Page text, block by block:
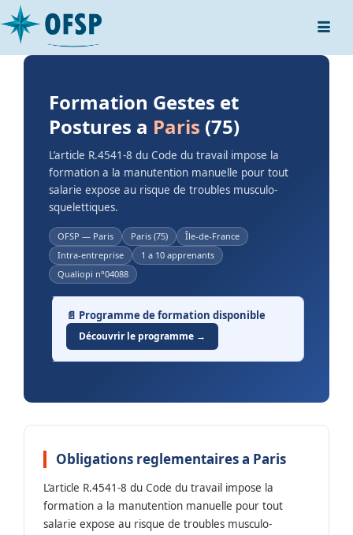
Formation Gestes et
Postures a Paris (75)
L’article R.4541-8 du Code du travail impose la
formation a la manutention manuelle pour tout
salarie expose au risque de troubles musculo-
squelettiques.
OFSP — Paris Paris (75)
Île-de-France
Intra-entreprise
1 a 10 apprenants
Qualiopi n°04088
📄 Programme de formation disponible
Découvrir le programme →
Obligations reglementaires a Paris
L’article R.4541-8 du Code du travail impose la
formation a la manutention manuelle pour tout
salarie expose au risque de troubles musculo-